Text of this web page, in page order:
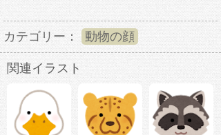
カテゴリー： 動物の顔
関連イラスト